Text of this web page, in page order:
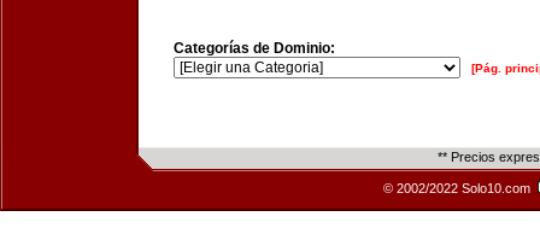
Categorías de Dominio:
[Pág.
** Precios
© 2002/2022 Solo10.com